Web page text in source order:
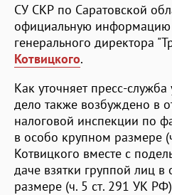
СУ СКР по Саратовской
официальную
генерального директора
Котвицкого.
Как уточняет пресс-
дело также возбуждено в
налоговой инспекции по
в особо крупном размере
Котвицкого вместе с
даче взятки группой лиц
размере (ч. 5 ст. 291 УК